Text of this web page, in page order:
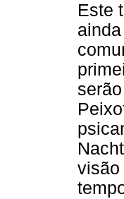
Este
visão